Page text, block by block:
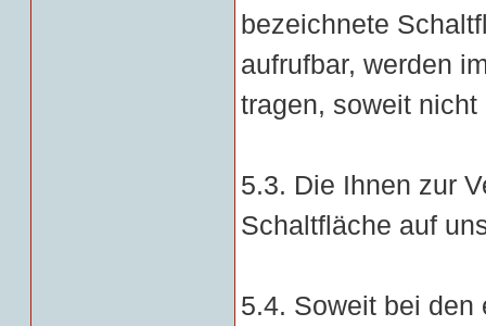
bezeichnete
aufrufbar, werden
tragen, soweit
5.3. Die Ihnen zur
Schaltfläche auf
5.4. Soweit bei den